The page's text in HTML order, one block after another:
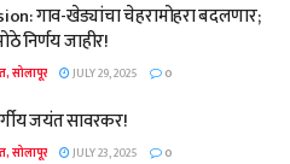
गाव-खेड्यांचा चेहरामोहरा बदलणार;
निर्णय जाहीर!
सोलापूर JULY 29, 2025 0
जयंत सावरकर!
सोलापूर JULY 23, 2025 0